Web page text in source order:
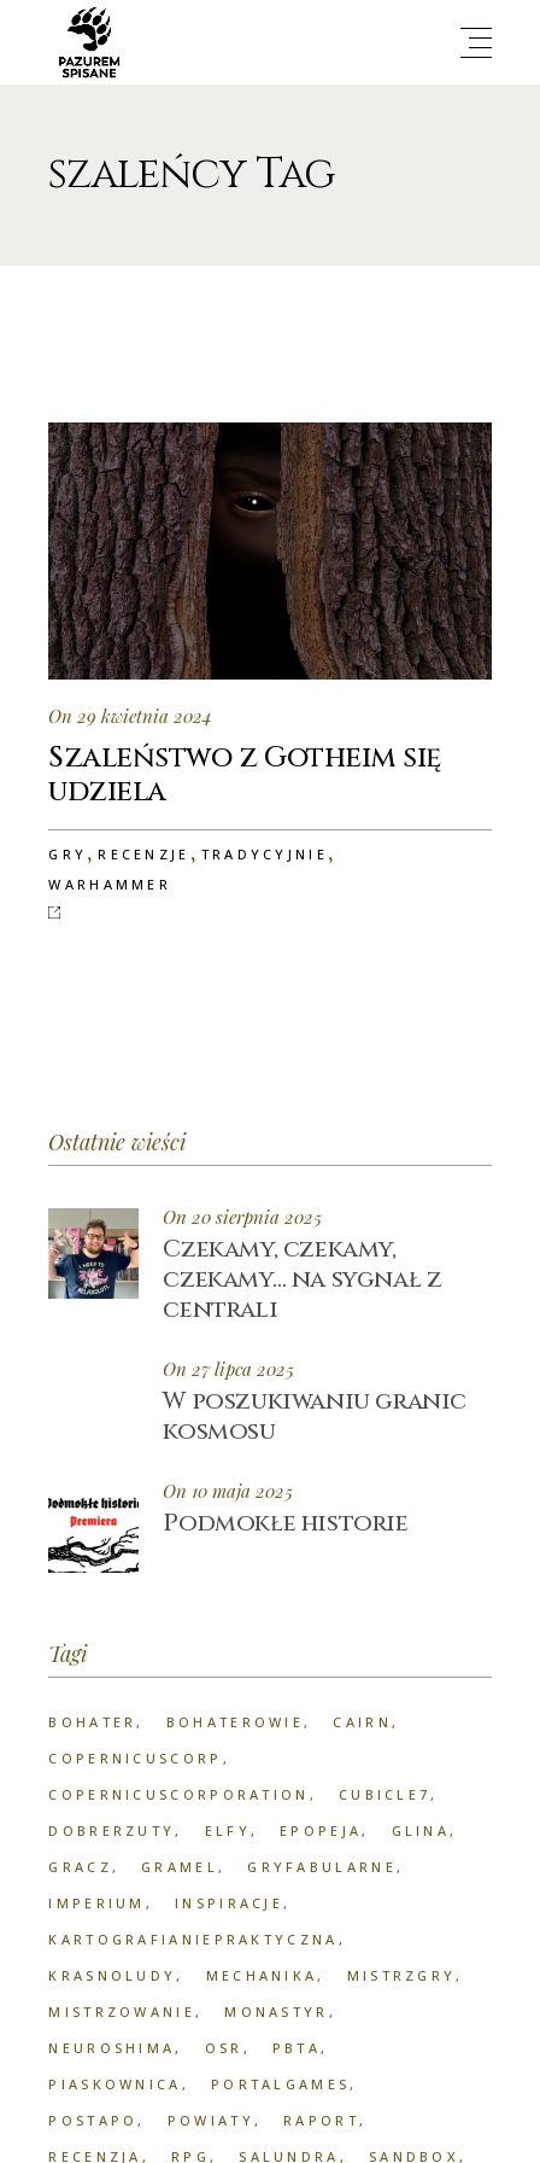
szaleńcy Tag
On 29 kwietnia 2024
Szaleństwo z Gotheim się
udziela
GRY ,RECENZJE , TRADYCYJNIE ,
WARHAMMER
Ostatnie wieści
On 20 sierpnia 2025
Czekamy, czekamy,
czekamy… na sygnał z
centrali
On 27 lipca 2025
W poszukiwaniu granic
kosmosu
On 10 maja 2025
Podmokłe historie
Tagi
BOHATER BOHATEROWIE
CAIRN
COPERNICUSCORP
COPERNICUSCORPORATION
CUBICLE7
DOBRERZUTY
ELFY EPOPEJA
GLINA
GRACZ
GRAMEL
GRYFABULARNE
IMPERIUM
INSPIRACJE
KARTOGRAFIANIEPRAKTYCZNA
KRASNOLUDY
MECHANIKA
MISTRZGRY
MISTRZOWANIE
MONASTYR
NEUROSHIMA
OSR
PBTA
PIASKOWNICA
PORTALGAMES
POSTAPO
POWIATY
RAPORT
RECENZJA
RPG SALUNDRA SANDBOX